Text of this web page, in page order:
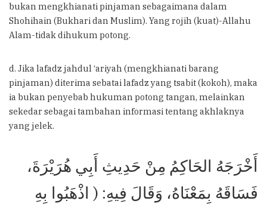
bukan mengkhianati pinjaman sebagaimana dalam
Shohihain (Bukhari dan Muslim). Yang rojih (kuat)-Allahu
Alam-tidak dihukum potong.
d. Jika lafadz jahdul ‘ariyah (mengkhianati barang
pinjaman) diterima sebatai lafadz yang tsabit (kokoh), maka
ia bukan penyebab hukuman potong tangan, melainkan
sekedar sebagai tambahan informasi tentang akhlaknya
yang jelek.
أَخْرَجَهُ الحَاكِمُ مِنْ حَدِيثِ أَبِي هُرَيْرَةَ،
فَسَاقَهُ بِمَعْنَاهُ، وَقَالَ فِيهِ: ( اذْهَبُوا بِهِ